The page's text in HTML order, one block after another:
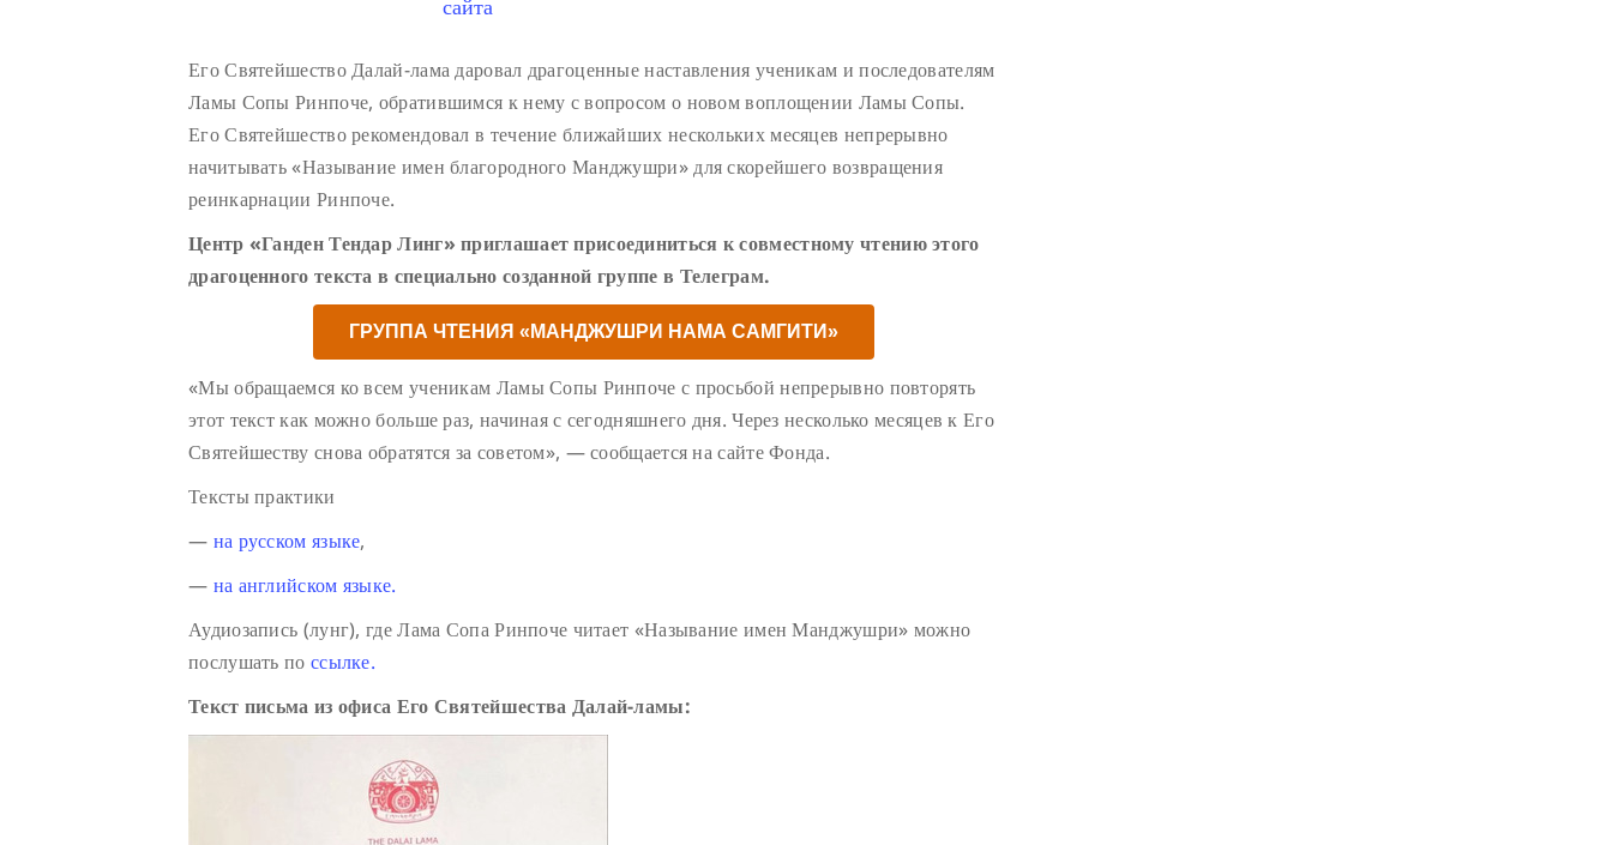
Его Святейшество Далай-лама даровал драгоценные наставления ученикам и последователям
Ламы Сопы Ринпоче, обратившимся к нему с вопросом о новом воплощении Ламы Сопы.
Его Святейшество рекомендовал в течение ближайших нескольких месяцев непрерывно
начитывать «Называние имен благородного Манджушри» для скорейшего возвращения
реинкарнации Ринпоче.
Центр «Ганден Тендар Линг» приглашает присоединиться к совместному чтению этого
драгоценного текста в специально созданной группе в Телеграм.
ГРУППА ЧТЕНИЯ «МАНДЖУШРИ НАМА САМГИТИ»
«Мы обращаемся ко всем ученикам Ламы Сопы Ринпоче с просьбой непрерывно повторять
этот текст как можно больше раз, начиная с сегодняшнего дня. Через несколько месяцев к Его
Святейшеству снова обратятся за советом», — сообщается на сайте Фонда.
Тексты практики
— на русском языке,
— на английском языке.
Аудиозапись (лунг), где Лама Сопа Ринпоче читает «Называние имен Манджушри» можно
послушать по ссылке.
Текст письма из офиса Его Святейшества Далай-ламы: